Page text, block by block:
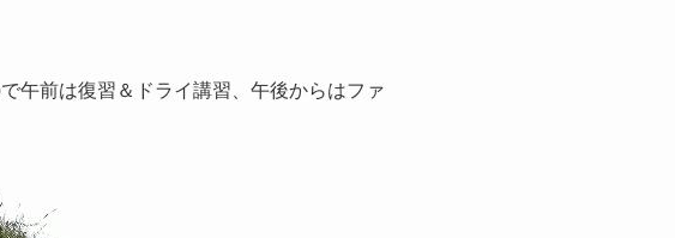
午前は復習＆ドライ講習、午後からはファ